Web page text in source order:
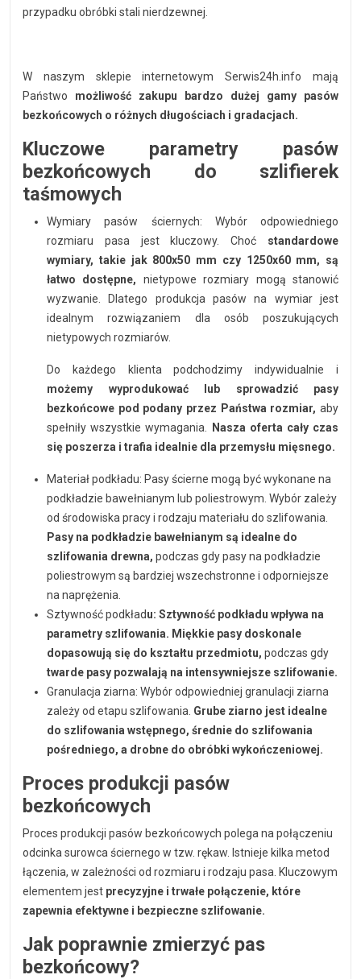
przypadku obróbki stali nierdzewnej.
W naszym sklepie internetowym Serwis24h.info mają
Państwo możliwość zakupu bardzo dużej gamy pasów
bezkońcowych o różnych długościach i gradacjach.
Kluczowe parametry pasów
bezkońcowych do szlifierek
taśmowych
Wymiary pasów ściernych: Wybór odpowiedniego
rozmiaru pasa jest kluczowy. Choć standardowe
wymiary, takie jak 800x50 mm czy 1250x60 mm, są
łatwo dostępne, nietypowe rozmiary mogą stanowić
wyzwanie. Dlatego produkcja pasów na wymiar jest
idealnym rozwiązaniem dla osób poszukujących
nietypowych rozmiarów.
Do każdego klienta podchodzimy indywidualnie i
możemy wyprodukować lub sprowadzić pasy
bezkońcowe pod podany przez Państwa rozmiar, aby
spełniły wszystkie wymagania.
Nasza oferta cały czas
się poszerza i trafia idealnie dla przemysłu mięsnego.
Materiał podkładu: Pasy ścierne mogą być wykonane na
podkładzie bawełnianym lub poliestrowym. Wybór zależy
od środowiska pracy i rodzaju materiału do szlifowania.
Pasy na podkładzie bawełnianym są idealne do
szlifowania drewna, podczas gdy pasy na podkładzie
poliestrowym są bardziej wszechstronne i odporniejsze
na naprężenia.
Sztywność podkładu: Sztywność podkładu wpływa na
parametry szlifowania. Miękkie pasy doskonale
dopasowują się do kształtu przedmiotu, podczas gdy
twarde pasy pozwalają na intensywniejsze szlifowanie.
Granulacja ziarna: Wybór odpowiedniej granulacji ziarna
zależy od etapu szlifowania. Grube ziarno jest idealne
do szlifowania wstępnego, średnie do szlifowania
pośredniego, a drobne do obróbki wykończeniowej.
Proces produkcji pasów
bezkońcowych
Proces produkcji pasów bezkońcowych polega na połączeniu
odcinka surowca ściernego w tzw. rękaw. Istnieje kilka metod
łączenia, w zależności od rozmiaru i rodzaju pasa. Kluczowym
elementem jest precyzyjne i trwałe połączenie, które
zapewnia efektywne i bezpieczne szlifowanie.
Jak poprawnie zmierzyć pas
bezkońcowy?